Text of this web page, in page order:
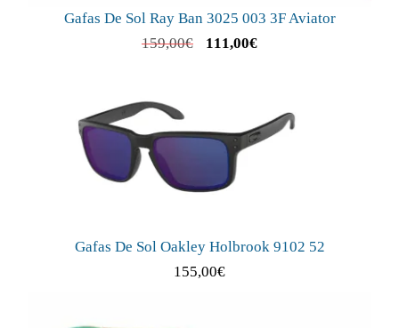
Gafas De Sol Ray Ban 3025 003 3F Aviator
159,00€ 111,00€
Gafas De Sol Oakley Holbrook 9102 52
155,00€